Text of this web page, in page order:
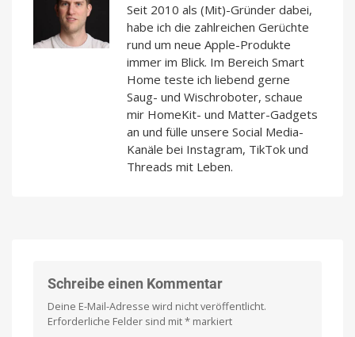
Seit 2010 als (Mit)-Gründer dabei,
habe ich die zahlreichen Gerüchte
rund um neue Apple-Produkte
immer im Blick. Im Bereich Smart
Home teste ich liebend gerne
Saug- und Wischroboter, schaue
mir HomeKit- und Matter-Gadgets
an und fülle unsere Social Media-
Kanäle bei Instagram, TikTok und
Threads mit Leben.
Schreibe einen Kommentar
Deine E-Mail-Adresse wird nicht veröffentlicht.
Erforderliche Felder sind mit* markiert